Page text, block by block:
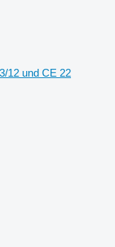
12 und CE 22